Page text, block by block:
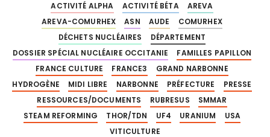
ACTIVITÉ ALPHA ACTIVITÉ BÉTA
AREVA
AREVA-COMURHEX
ASN AUDE
COMURHEX
DÉCHETS NUCLÉAIRES
DÉPARTEMENT
DOSSIER SPÉCIAL NUCLÉAIRE OCCITANIE
FAMILLES PAPILLON
FRANCE CULTURE
FRANCE3
GRAND NARBONNE
HYDROGÈNE
MIDI LIBRE NARBONNE PRÉFECTURE
PRESSE
RESSOURCES/DOCUMENTS
RUBRESUS
SMMAR
STEAM REFORMING
THOR/TDN UF4 URANIUM
USA
VITICULTURE